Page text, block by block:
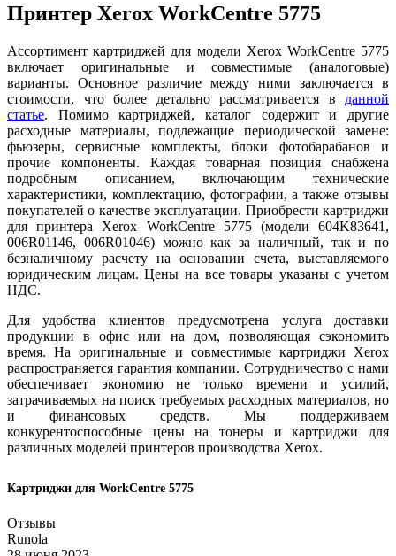
Принтер Xerox WorkCentre 5775
Ассортимент картриджей для модели Xerox WorkCentre 5775
включает оригинальные и совместимые (аналоговые)
варианты. Основное различие между ними заключается в
стоимости, что более детально рассматривается в данной
статье. Помимо картриджей, каталог содержит и другие
расходные материалы, подлежащие периодической замене:
фьюзеры, сервисные комплекты, блоки фотобарабанов и
прочие компоненты. Каждая товарная позиция снабжена
подробным описанием, включающим технические
характеристики, комплектацию, фотографии, а также отзывы
покупателей о качестве эксплуатации. Приобрести картриджи
для принтера Xerox WorkCentre 5775 (модели 604K83641,
006R01146, 006R01046) можно как за наличный, так и по
безналичному расчету на основании счета, выставляемого
юридическим лицам. Цены на все товары указаны с учетом
НДС.
Для удобства клиентов предусмотрена услуга доставки
продукции в офис или на дом, позволяющая сэкономить
время. На оригинальные и совместимые картриджи Xerox
распространяется гарантия компании. Сотрудничество с нами
обеспечивает экономию не только времени и усилий,
затрачиваемых на поиск требуемых расходных материалов, но
и финансовых средств. Мы поддерживаем
конкурентоспособные цены на тонеры и картриджи для
различных моделей принтеров производства Xerox.
Картриджи для WorkCentre 5775
Отзывы
Runola